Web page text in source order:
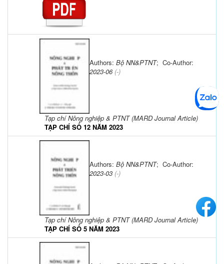
Tạp chí Nông nghiệp & PTNT (MARD Journal Article)
TẠP CHÍ SỐ 12 NĂM 2023
Authors: Bộ NN&PTNT; Co-Author:
2023-06(-)
Tạp chí Nông nghiệp & PTNT (MARD Journal Article)
TẠP CHÍ SỐ 5 NĂM 2023
Authors: Bộ NN&PTNT; Co-Author:
2023-03 (-)